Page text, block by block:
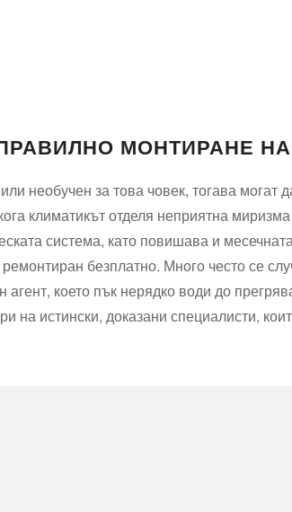
МОНТИРАНЕ
необучен за това човек, тогава
климатикът отделя неприятна
система, като повишава и
безплатно. Много често се
което пък нерядко води до
на истински, доказани специалисти,